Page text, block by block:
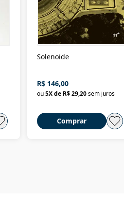
Solenoide
R$ 146,00
ou5X de R$ 29,20sem juros
Comprar